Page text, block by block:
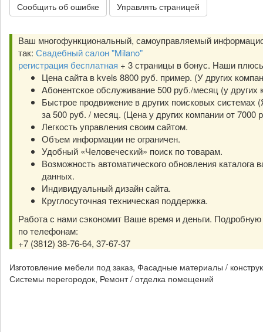
Сообщить об ошибке Управлять страницей
Ваш многофункциональный, самоуправляемый
так: Свадебный салон "Milano"
регистрация бесплатная + 3 страницы в бонус. Наши
Цена сайта в kvels 8800 руб. пример. (У других
Абонентское обслуживание 500 руб./месяц (у других
Быстрое продвижение в других поисковых системах
за 500 руб. / месяц. (Цена у других компании от 7000
Легкость управления своим сайтом.
Объем информации не ограничен.
Удобный «Человеческий» поиск по товарам.
Возможность автоматического обновления каталога
данных.
Индивидуальный дизайн сайта.
Круглосуточная техническая поддержка.
Работа с нами сэкономит Ваше время и деньги.
по телефонам:
+7 (3812) 38-76-64, 37-67-37
Изготовление мебели под заказ, Фасадные материалы /
Системы перегородок, Ремонт / отделка помещений